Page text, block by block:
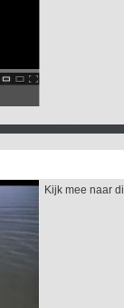
Kijk mee naar